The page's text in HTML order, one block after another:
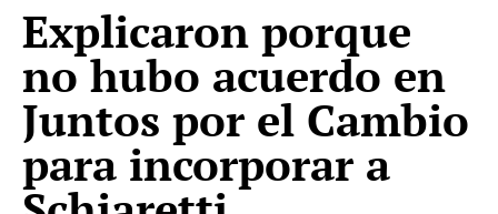
Explicaron porque
no hubo acuerdo en
Juntos por el Cambio
para incorporar a